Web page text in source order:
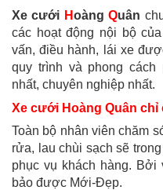
Xe cưới Hoàng Quân
các hoạt động nội bộ
vấn, điều hành, lái xe
quy trình và phong
nhất, chuyên nghiệp nhất.
Xe cưới Hoàng Quân chỉ
Toàn bộ nhân viên chăm
rửa, lau chùi sạch sẽ
phục vụ khách hàng. Bởi
bảo được Mới-Đẹp.